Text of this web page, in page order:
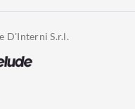
D'Interni S.r.l.